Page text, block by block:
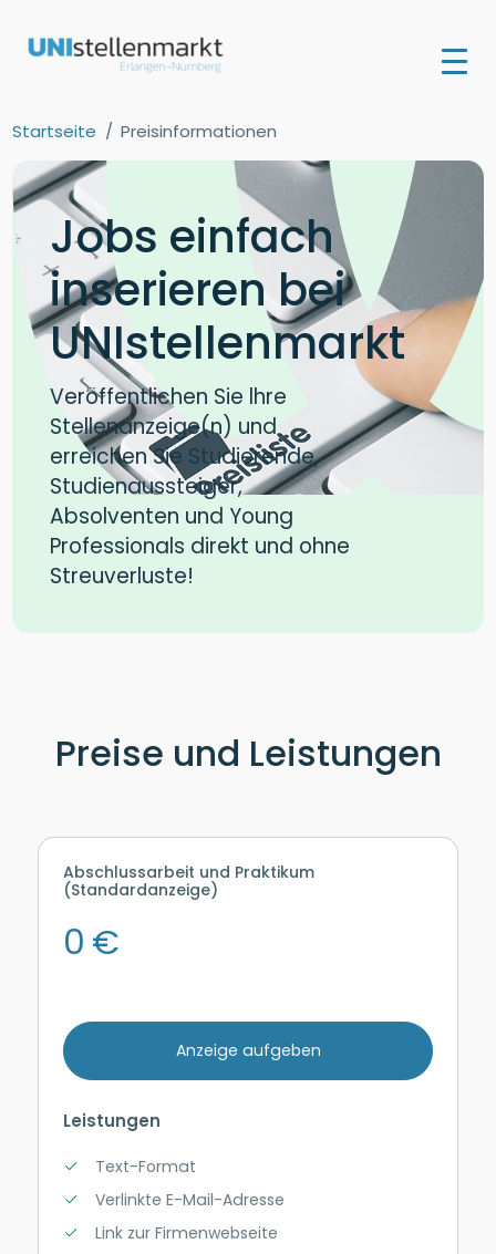
Startseite Preisinformationen
Jobs einfach
inserieren bei
UNIstellenmarkt
Veröffentlichen Sie lhre
Stellenanzeige(n) und
erreichen Sie Studierende,
Studienaussteiger,
Absolventen und Young
Professionals direkt und ohne
Streuverluste!
Preise und Leistungen
Abschlussarbeit und Praktikum
(Standardanzeige)
0 €
Anzeige aufgeben
Leistungen
Text-Format
Verlinkte E-Mail-Adresse
Link zur Firmenwebseite